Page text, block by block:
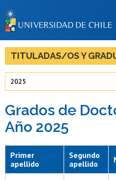
LA
TITULADAS/OS Y
2025
Grados de
Año 2025
Primer
apellido
Segundo
apellido